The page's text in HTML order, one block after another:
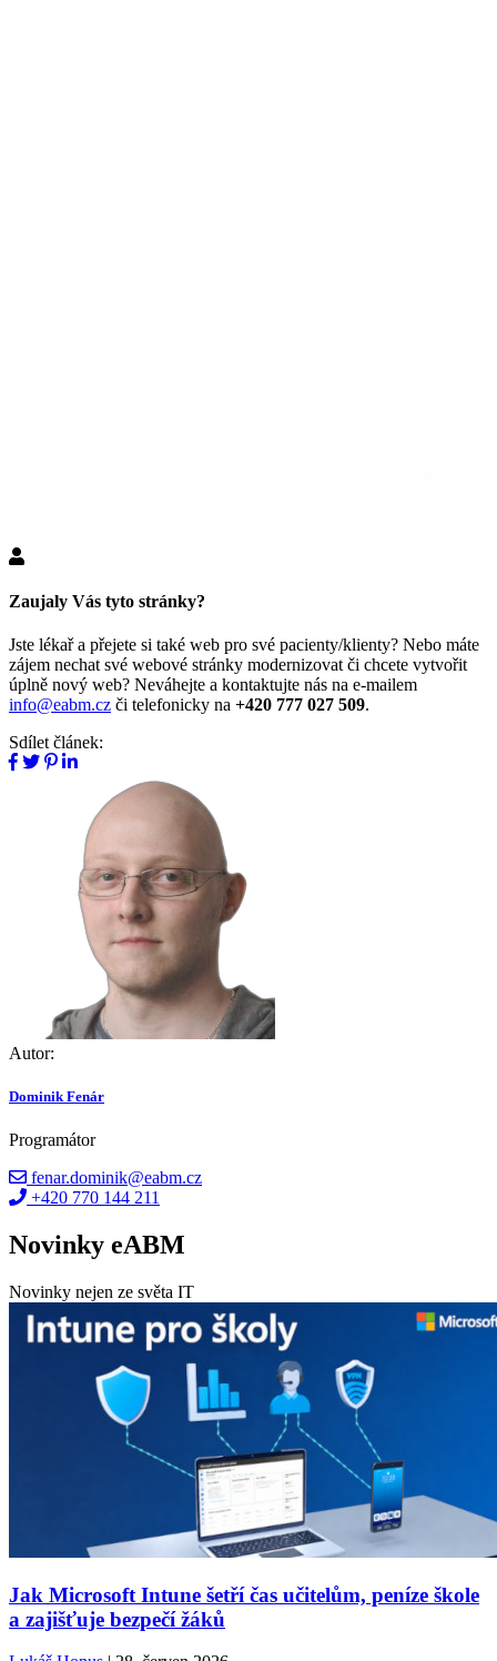
Zaujaly Vás tyto stránky?
Jste lékař a přejete si také web pro své pacienty/klienty? Nebo máte
zájem nechat své webové stránky modernizovat či chcete vytvořit
úplně nový web? Neváhejte a kontaktujte nás na e-mailem
info@eabm.cz či telefonicky na +420 777 027 509.
Sdílet článek:
Autor:
Dominik Fenár
Programátor
fenar.dominik@eabm.cz
+420 770 144 211
Novinky eABM
Novinky nejen ze světa IT
Jak Microsoft Intune šetří čas učitelům, peníze škole
a zajišťuje bezpečí žáků